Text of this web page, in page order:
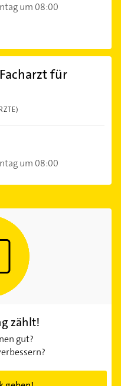
um 08:00
für
um 08:00
zählt!
gut?